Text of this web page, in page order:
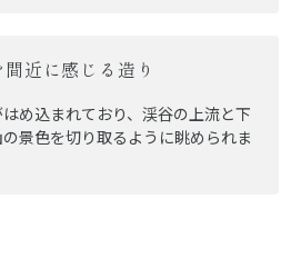
近に感じる造り
め込まれており、渓谷の上流と下
景色を切り取るように眺められま